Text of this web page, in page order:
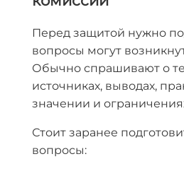
Перед защитой нужно
вопросы могут
Обычно спрашивают о
источниках, выводах,
значении и
Стоит заранее
вопросы: